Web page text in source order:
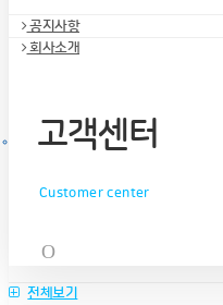
공지사항
회사소개
고객센터
Customer center
전체보기